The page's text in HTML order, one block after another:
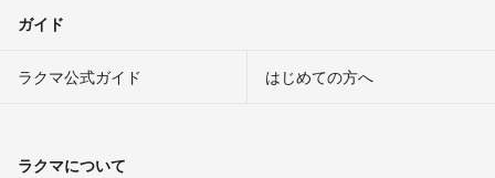
ガイド
ラクマ公式ガイド はじめての方へ
ラクマについて